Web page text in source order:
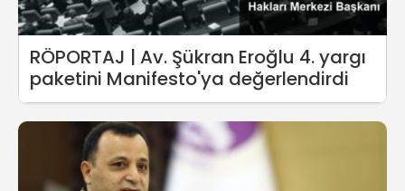
RÖPORTAJ | Av. Şükran Eroğlu 4. yargı
paketini Manifesto'ya değerlendirdi